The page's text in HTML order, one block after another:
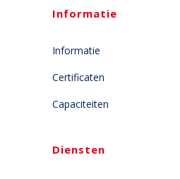
Informatie
Informatie
Certificaten
Capaciteiten
Diensten